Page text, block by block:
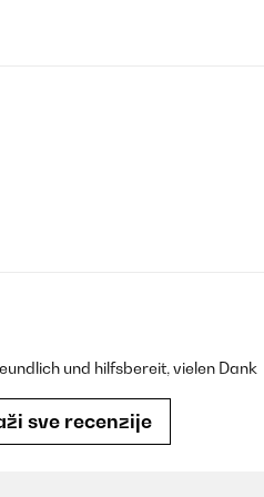
und hilfsbereit, vielen Dank
sve recenzije